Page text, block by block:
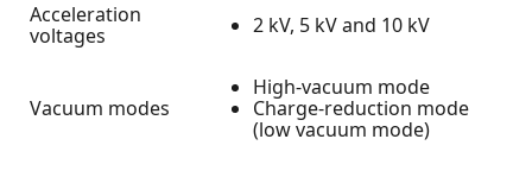
Acceleration
voltages
2 kV, 5 kV and 10 kV
Vacuum modes
High-vacuum mode
Charge-reduction mode
(low vacuum mode)